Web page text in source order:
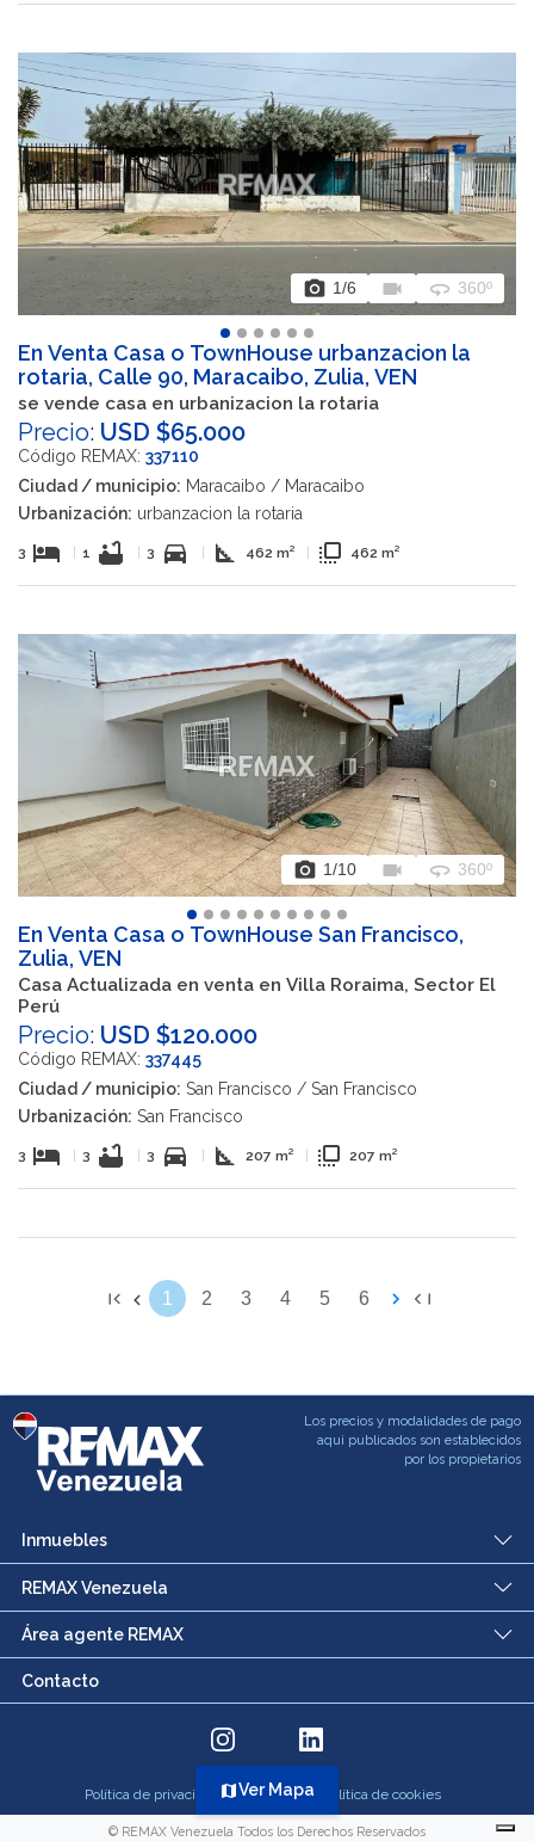
photo_camera 1/6 videocam 360 360º
En Venta Casa o TownHouse urbanzacion la
rotaria, Calle 90, Maracaibo, Zulia, VEN
se vende casa en urbanizacion la rotaria
Precio: USD $65.000
Código REMAX: 337110
Ciudad / municipio: Maracaibo / Maracaibo
Urbanización: urbanzacion la rotaria
3 hotel 1 bathtub 3 directions_car square_foot 462 m² flip_to_front 462 m²
photo_camera 1/10 videocam 360 360º
En Venta Casa o TownHouse San Francisco,
Zulia, VEN
Casa Actualizada en venta en Villa Roraima, Sector El
Perú
Precio: USD $120.000
Código REMAX: 337445
Ciudad / municipio: San Francisco / San Francisco
Urbanización: San Francisco
3 hotel 3 bathtub 3 directions_car square_foot 207 m² flip_to_front 207 m²
1 2 3 4 5 6
mapVer Mapa
Los precios y modalidades de pago
aqui publicados son establecidos
por los propietarios
Inmuebles
REMAX Venezuela
Área agente REMAX
Contacto
Política de privacidad Política de cookies
© REMAX Venezuela Todos los Derechos Reservados